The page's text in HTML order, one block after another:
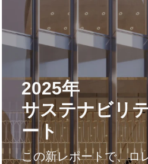
2025年
サステナビリ
ート
この新レポートで、ロ